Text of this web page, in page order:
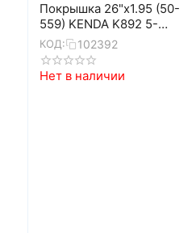
Покрышка 26"x1.95 (50-
559) KENDA K892 5-
520680
КОД: 102392
Нет в наличии